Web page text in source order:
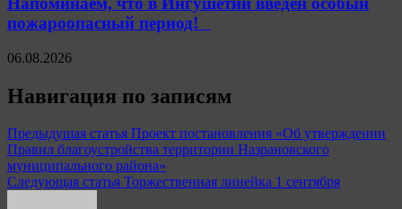
пожароопасный период!⁣⁣⠀
06.08.2026
Навигация по записям
Предыдущая статья Проект постановления «Об утверждении
Правил благоустройства территории Назрановского
муниципального района»
Следующая статья Торжественная линейка 1 сентября